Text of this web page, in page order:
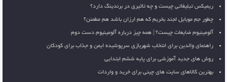
ریمیکس تبلیغاتی چیست و چه تاثیری در برندینگ دارد؟
چطور جم موبایل لجند بخریم که هم ارزان باشد هم مطمئن؟
آلومینیوم ضایعات چیست؟ | همه چیز درباره آلومینیوم دست دوم
راهنمای والدین برای انتخاب شهربازی سرپوشیده ایمن و جذاب برای کودکان
روش های جدید آموزشی برای پایه ششم ابتدایی
بهترین کالاهای سایت های چینی برای خرید و واردات